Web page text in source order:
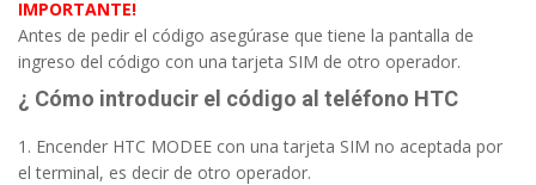
IMPORTANTE!
Antes de pedir el código asegúrase que tiene la pantalla de
ingreso del código con una tarjeta SIM de otro operador.
¿ Cómo introducir el código al teléfono HTC
1. Encender HTC MODEE con una tarjeta SIM no aceptada por
el terminal, es decir de otro operador.